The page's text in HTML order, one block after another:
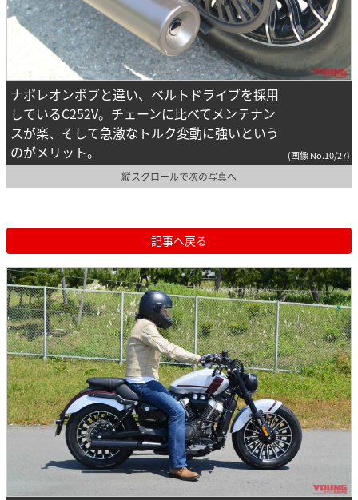
ナポレオンボブと違い、ベルトドライブを採用
しているC252V。チェーンに比べてメンテナン
スが楽、そして急激なトルク変動に強いという
のがメリット。
(画像 No.10/27)
縦スクロールで次の写真へ
記事へ戻る